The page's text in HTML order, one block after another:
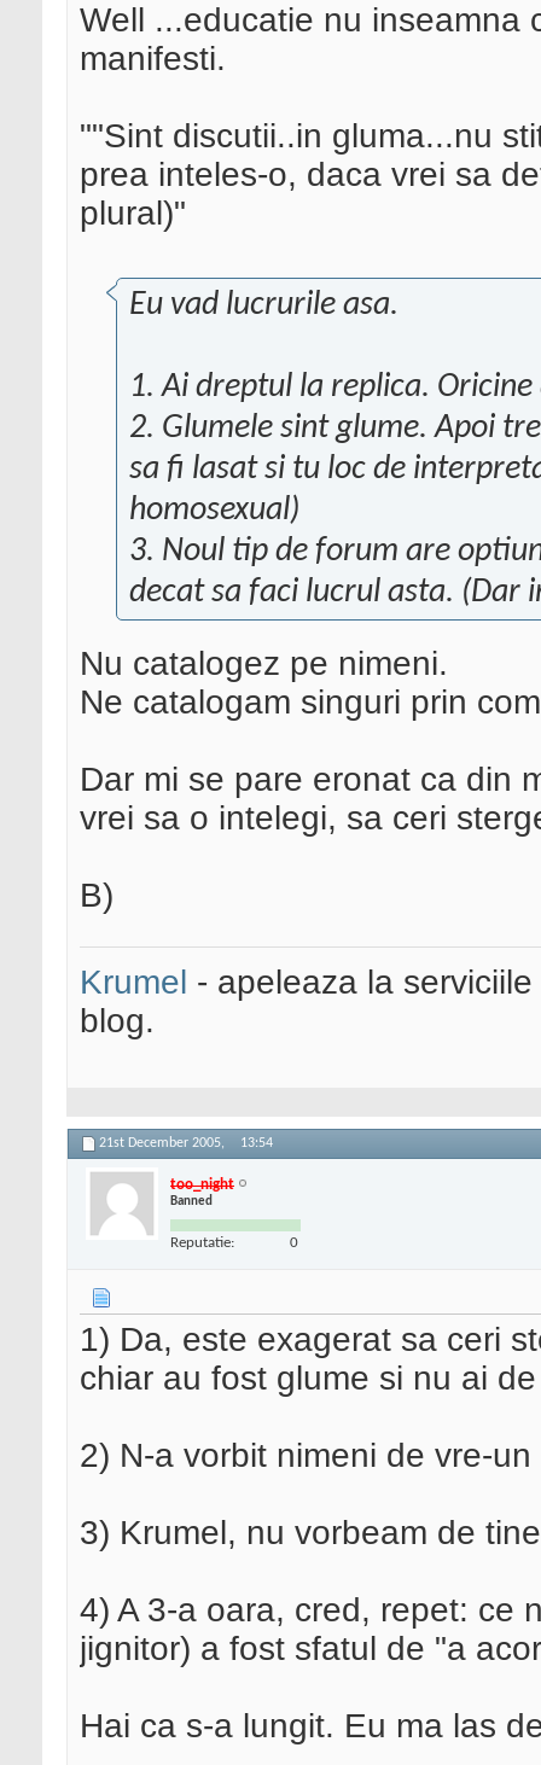
Well ...educatie nu inseamna
manifesti.
""Sint discutii..in gluma...nu
prea inteles-o, daca vrei sa
plural)"
Eu vad lucrurile asa.
1. Ai dreptul la replica.
2. Glumele sint glume. Apoi
sa fi lasat si tu loc de
homosexual)
3. Noul tip de forum are
decat sa faci lucrul asta. (Dar
Nu catalogez pe nimeni.
Ne catalogam singuri prin
Dar mi se pare eronat ca din
vrei sa o intelegi, sa ceri
B)
Krumel - apeleaza la
blog.
21st December 2005, 13:54
too_night
Banned
Reputatie: 0
1) Da, este exagerat sa ceri
chiar au fost glume si nu ai
2) N-a vorbit nimeni de vre-
3) Krumel, nu vorbeam de
4) A 3-a oara, cred, repet: ce
jignitor) a fost sfatul de "a
Hai ca s-a lungit. Eu ma las